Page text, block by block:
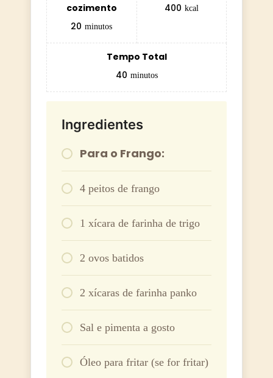
cozimento
20 minutos
400 kcal
Tempo Total
40 minutos
Ingredientes
Para o Frango:
4 peitos de frango
1 xícara de farinha de trigo
2 ovos batidos
2 xícaras de farinha panko
Sal e pimenta a gosto
Óleo para fritar (se for fritar)